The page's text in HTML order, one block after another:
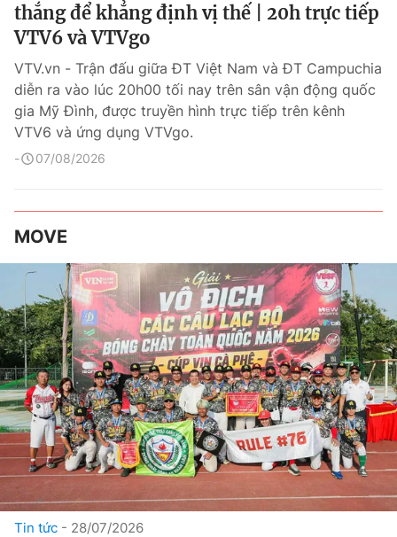
thắng để khẳng định vị thế | 20h trực tiếp
VTV6 và VTVgo
VTV.vn - Trận đấu giữa ĐT Việt Nam và ĐT Campuchia
diễn ra vào lúc 20h00 tối nay trên sân vận động quốc
gia Mỹ Đình, được truyền hình trực tiếp trên kênh
VTV6 và ứng dụng VTVgo.
07/08/2026
MOVE
Tin tức 28/07/2026